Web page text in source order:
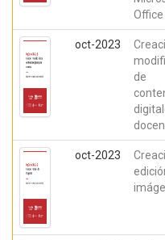
Office
oct-2023
de
oct-2023